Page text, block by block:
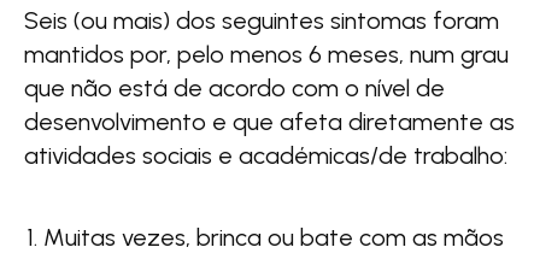
Seis (ou mais) dos seguintes sintomas foram
mantidos por, pelo menos 6 meses, num grau
que não está de acordo com o nível de
desenvolvimento e que afeta diretamente as
atividades sociais e académicas/de trabalho:
Muitas vezes, brinca ou bate com as mãos